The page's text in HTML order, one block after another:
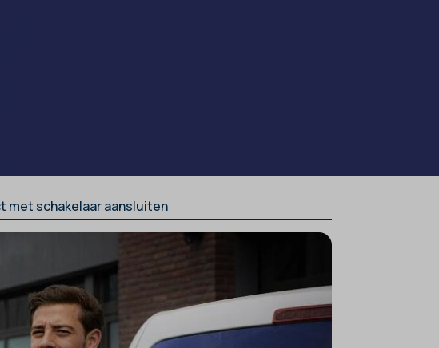
met schakelaar aansluiten